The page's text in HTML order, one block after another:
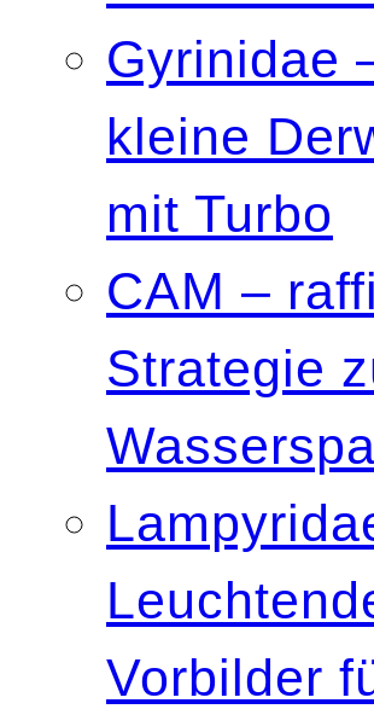
Gyrinidae
kleine
mit Turbo
CAM –
Strategie
Vorbilder